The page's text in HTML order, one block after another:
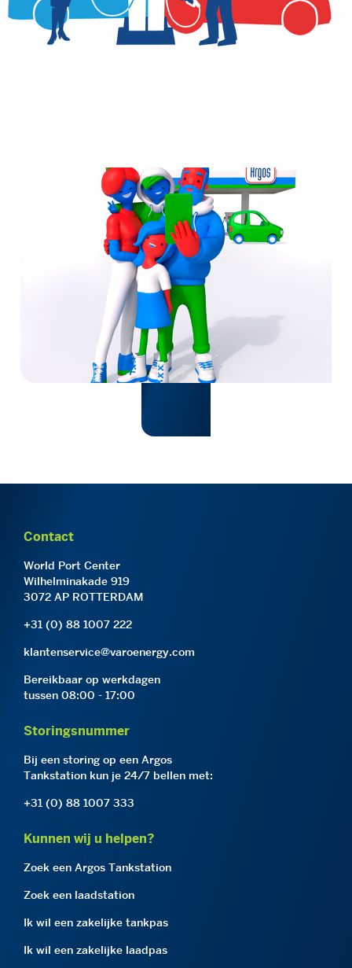
Contact
World Port Center
Wilhelminakade 919
3072 AP ROTTERDAM
+31 (0) 88 1007 222
klantenservice@varoenergy.com
Bereikbaar op werkdagen
tussen 08:00 - 17:00
Storingsnummer
Bij een storing op een Argos
Tankstation kun je 24/7 bellen met:
+31 (0) 88 1007 333
Kunnen wij u helpen?
Zoek een Argos Tankstation
Zoek een laadstation
Ik wil een zakelijke tankpas
Ik wil een zakelijke laadpas